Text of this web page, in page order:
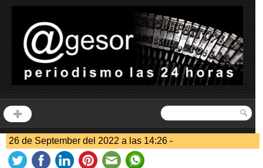
26 de September del 2022 a las 14:26 -